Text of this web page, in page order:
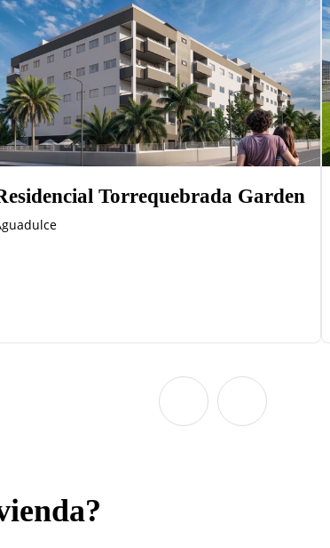
Torrequebrada Garden